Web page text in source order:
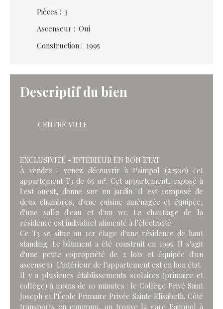
Pièces : 3
Ascenseur : Oui
Construction : 1995
Descriptif du bien
CENTRE VILLE
EXCLUSIVITÉ - INTÉRIEUR EN BON ÉTAT
À vendre : venez découvrir à Paimpol (22500) cet
appartement T3 de 65 m². Cet appartement, exposé à
l'est-ouest, donne sur un jardin. Il est composé de
deux chambres, d'une cuisine aménagée et équipée,
d'une salle d'eau et d'un wc. Le chauffage de la
résidence est individuel alimenté à l'électricité.
Ce T3 se situe au 1er étage d'une résidence de haut
standing. Le bâtiment a été construit en 1995. Il s'agit
d'une petite copropriété de 2 lots et équipée d'un
ascenseur. L'intérieur de l'appartement est en bon état.
Il y a plusieurs établissements scolaires (primaire et
collège) à moins de 10 minutes : le Collège Privé Saint
Joseph et l'École Primaire Privée Sainte Elisabeth. Côté
transports en commun, on trouve la gare Paimpol à